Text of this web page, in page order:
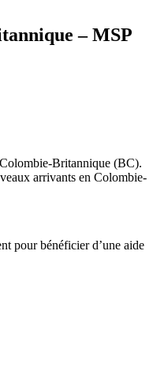
– MSP
Britannique (BC).
arrivants en Colombie-
pour bénéficier d’une aide